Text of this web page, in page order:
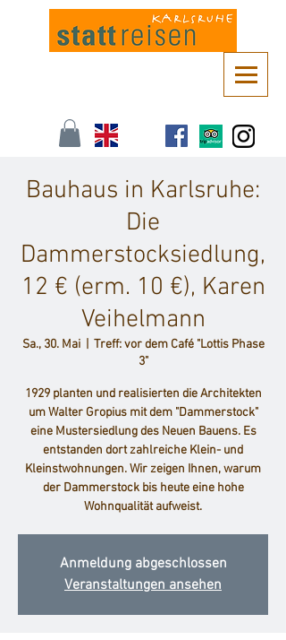
Bauhaus in Karlsruhe:
Die
Dammerstocksiedlung,
12 € (erm. 10 €), Karen
Veihelmann
Sa., 30. Mai
  |
Treff: vor dem Café "Lottis Phase
3"
1929 planten und realisierten die Architekten
um Walter Gropius mit dem "Dammerstock"
eine Mustersiedlung des Neuen Bauens. Es
entstanden dort zahlreiche Klein- und
Kleinstwohnungen. Wir zeigen Ihnen, warum
der Dammerstock bis heute eine hohe
Wohnqualität aufweist.
Anmeldung abgeschlossen
Veranstaltungen ansehen